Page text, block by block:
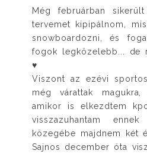
Még februárban
tervemet kipipálnom,
snowboardozni, és
fogok legközelebb... de
♥
Viszont az ezévi
még várattak magukra,
amikor is elkezdtem
visszazuhantam
közegébe majdnem két
Sajnos december óta